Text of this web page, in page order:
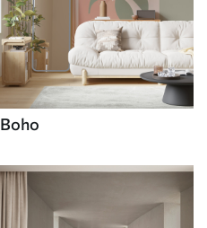
Boho